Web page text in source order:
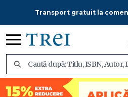
Transport gratuit la